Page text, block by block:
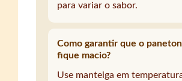
para variar o sabor.
Como garantir que o
fique macio?
Use manteiga em